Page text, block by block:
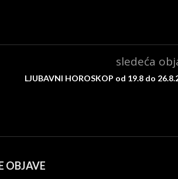
sledeća
LJUBAVNI HOROSKOP od 19.8 do
OBJAVE